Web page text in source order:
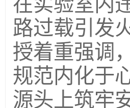
路过载引发
授着重强调
规范内化于
源头上筑牢